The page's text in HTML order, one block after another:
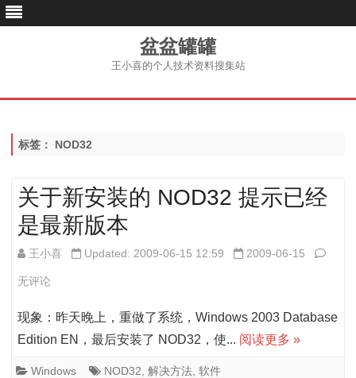
盆盆罐罐
王小喜的个人技术资料搜集站
跳
标签： NOD32
关于新安装的 NOD32 提示已经
是最新版本
王小喜 Updated: 2009-06-15 12:59 2009-06-15 关
无评论
现象：昨天晚上，重做了系统，Windows 2003 Database
Edition EN，最后安装了 NOD32，使... 阅读更多 »
Windows NOD32 解决方法 软件